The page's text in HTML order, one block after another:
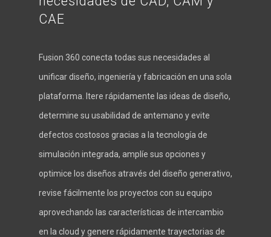
CAE
Fusion 360 conecta todas sus necesidades al
unificar diseño, ingeniería y fabricación en una sola
plataforma. Itere rápidamente las ideas de diseño,
determine su usabilidad de antemano y evite
defectos costosos gracias a la tecnología de
simulación integrada, amplíe sus opciones y
optimice los diseños através del diseño generativo,
revise fácilmente los proyectos con su equipo
aprovechando las características de intercambio
en la cloud y genere rápidamente trayectorias de